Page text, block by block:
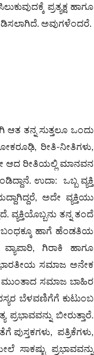
ಪ್ರತ್ಯಕ್ಷ ಹಾಗೂ
ಅವುಗಳೆಂದರೆ.
ತನ್ನ ಸುತ್ತಲೂ ಒಂದು
ರೀತಿ-ನೀತಿಗಳು,
ಆದ ರೀತಿಯಲ್ಲಿ ಮಾನವನ
ಉದಾ: ಒಬ್ಬ ವ್ಯಕ್ತಿ
ಅದೇ ವ್ಯಕ್ತಿಯು
ವ್ಯಕ್ತಿಯೊಬ್ಬನು ತನ್ನ ತಂದೆ
ಹಾಗೆ ಹೆಂಡತಿಯ
ಗಿರಾಕಿ ಹಾಗೂ
ಭಾರತೀಯ ಸಮಾಜ ಅನೇಕ
ಮುಂತಾದ ಸಮಾಜ ಬಾಹಿರ
ಬೆಳವಣಿಗೆಗೆ ಕುಟುಂಬ
ಬೀರುತ್ತಾರೆ.
ಪುಸ್ತಕಗಳು, ಪತ್ರಿಕೆಗಳು,
ಸಾಕಷ್ಟು ಪ್ರಭಾವವನ್ನು